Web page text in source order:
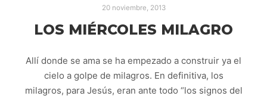
20 noviembre, 2013
LOS MIÉRCOLES MILAGRO
Allí donde se ama se ha empezado a construir ya el
cielo a golpe de milagros. En definitiva, los
milagros, para Jesús, eran ante todo “los signos del